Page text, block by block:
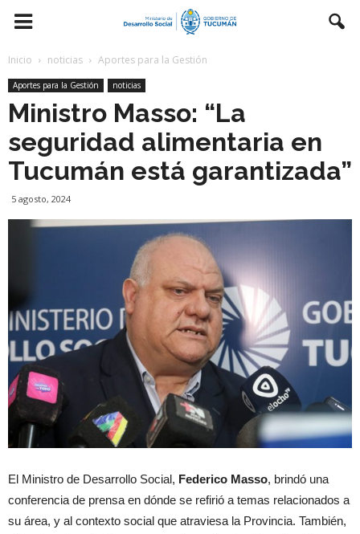
Inicio noticias Aportes para la Gestión
Aportes para la Gestión noticias
Ministro Masso: “La
seguridad alimentaria en
Tucumán está garantizada”
5 agosto, 2024
El Ministro de Desarrollo Social, Federico Masso, brindó una
conferencia de prensa en dónde se refirió a temas relacionados a
su área, y al contexto social que atraviesa la Provincia. También,